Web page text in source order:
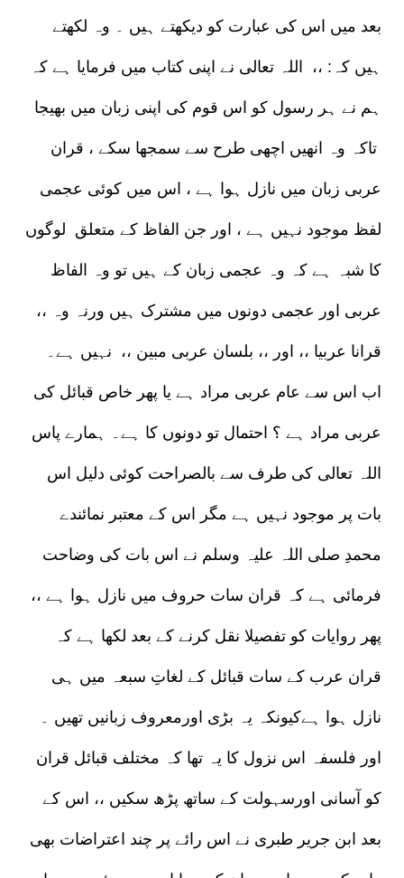
بعد میں اس کی عبارت کو دیکھتے ہیں ۔ وہ لکھتے
ہیں کہ: ،، اللہ تعالی نے اپنی کتاب میں فرمایا ہے کہ
ہم نے ہر رسول کو اس قوم کی اپنی زبان میں بھیجا
تاکہ وہ انھیں اچھی طرح سے سمجھا سکے ، قران
عربی زبان میں نازل ہوا ہے ، اس میں کوئی عجمی
لفظ موجود نہیں ہے ، اور جن الفاظ کے متعلق لوگوں
کا شبہ ہے کہ وہ عجمی زبان کے ہیں تو وہ الفاظ
عربی اور عجمی دونوں میں مشترک ہیں ورنہ وہ ،،
قرانا عربیا ،، اور ،، بلسان عربی مبین ،، نہیں ہے۔
اب اس سے عام عربی مراد ہے یا پھر خاص قبائل کی
عربی مراد ہے ؟ احتمال تو دونوں کا ہے۔ ہمارے پاس
اللہ تعالی کی طرف سے بالصراحت کوئی دلیل اس
بات پر موجود نہیں ہے مگر اس کے معتبر نمائندے
محمدِ صلی اللہ علیہ وسلم نے اس بات کی وضاحت
فرمائی ہے کہ قران سات حروف میں نازل ہوا ہے ،،
پھر روایات کو تفصیلا نقل کرنے کے بعد لکھا ہے کہ
قران عرب کے سات قبائل کے لغاتِ سبعہ میں ہی
نازل ہوا ہےکیونکہ یہ بڑی اورمعروف زبانیں تھیں ۔
اور فلسفہ اس نزول کا یہ تھا کہ مختلف قبائل قران
کو آسانی اورسہولت کے ساتھ پڑھ سکیں ،، اس کے
بعد ابن جریر طبری نے اس رائے پر چند اعتراضات بھی